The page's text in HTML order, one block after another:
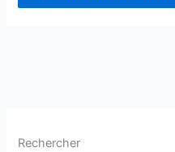
Rechercher